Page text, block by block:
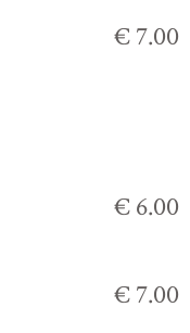
€ 7.00
€ 6.00
€ 7.00